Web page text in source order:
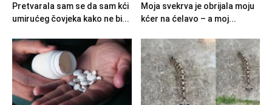
Pretvarala sam se da sam kći
umirućeg čovjeka kako ne bi...
Moja svekrva je obrijala moju
kćer na ćelavo – a moj...